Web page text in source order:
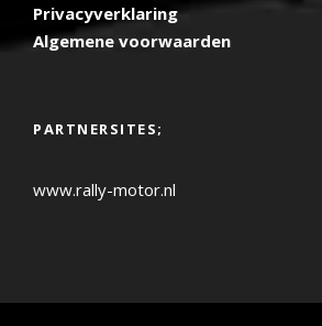
Privacyverklaring
Algemene voorwaarden
PARTNERSITES;
www.rally-motor.nl